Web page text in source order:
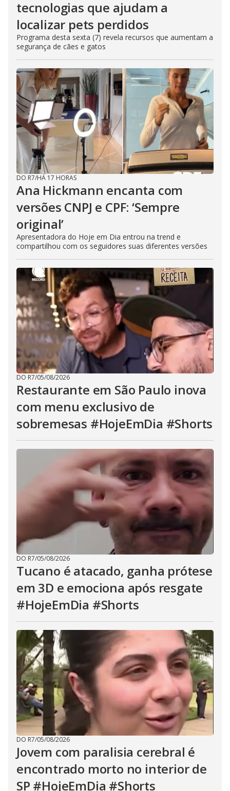
tecnologias que ajudam a
localizar pets perdidos
Programa desta sexta (7) revela recursos que aumentam a
segurança de cães e gatos
DO R7/HÁ 17 HORAS
Ana Hickmann encanta com
versões CNPJ e CPF: ‘Sempre
original’
Apresentadora do Hoje em Dia entrou na trend e
compartilhou com os seguidores suas diferentes versões
DO R7/05/08/2026
Restaurante em São Paulo inova
com menu exclusivo de
sobremesas #HojeEmDia #Shorts
DO R7/05/08/2026
Tucano é atacado, ganha prótese
em 3D e emociona após resgate
#HojeEmDia #Shorts
DO R7/05/08/2026
Jovem com paralisia cerebral é
encontrado morto no interior de
SP #HojeEmDia #Shorts